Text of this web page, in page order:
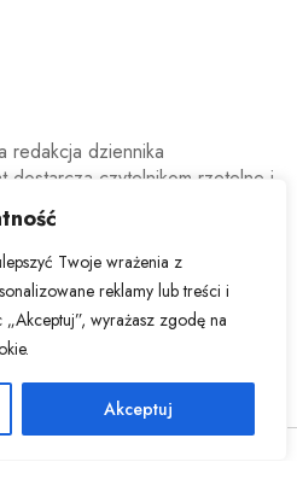
Twoje wrażenia z
reklamy lub treści i
wyrażasz zgodę na
Akceptuj
redakcja dziennika
czytelnikom rzetelne i
biznesu. Nasz zespół
i ekspertów ekonomicznych
wydarzenia rynkowe,
mające wpływ na polską i
Rights Reserved